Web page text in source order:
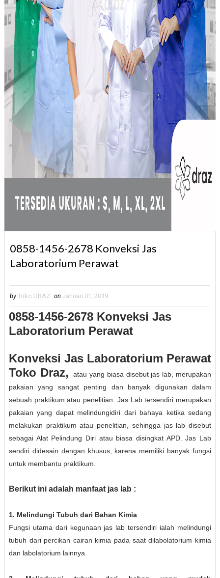
0858-1456-2678 Konveksi Jas
Laboratorium Perawat
by Toko DRAZ on Januari 01, 2019
0858-1456-2678 Konveksi Jas
Laboratorium Perawat
Konveksi Jas Laboratorium Perawat
Toko Draz,
atau yang biasa disebut jas lab, merupakan
pakaian yang sangat penting dan banyak digunakan dalam
sebuah praktikum atau penelitian. Jas Lab tersendiri merupakan
pakaian yang dapat melindungidiri dari bahaya ketika sedang
melakukan praktikum atau penelitian, sehingga jas lab disebut
sebagai Alat Pelindung Diri atau biasa disingkat APD. Jas Lab
sendiri didesain dengan khusus, karena memiliki banyak fungsi
untuk membantu praktikum.
Berikut ini adalah manfaat jas lab :
1. Melindungi Tubuh dari Bahan Kimia
Fungsi utama dari kegunaan jas lab tersendiri ialah melindungi
tubuh dari percikan cairan kimia pada saat dilabolatorium kimia
dan labolatorium lainnya.